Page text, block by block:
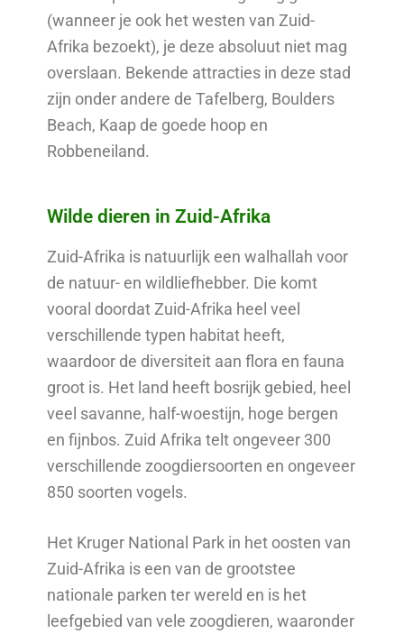
(wanneer je ook het westen van Zuid-
Afrika bezoekt), je deze absoluut niet mag
overslaan. Bekende attracties in deze stad
zijn onder andere de Tafelberg, Boulders
Beach, Kaap de goede hoop en
Robbeneiland.
Wilde dieren in Zuid-Afrika
Zuid-Afrika is natuurlijk een walhallah voor
de natuur- en wildliefhebber. Die komt
vooral doordat Zuid-Afrika heel veel
verschillende typen habitat heeft,
waardoor de diversiteit aan flora en fauna
groot is. Het land heeft bosrijk gebied, heel
veel savanne, half-woestijn, hoge bergen
en fijnbos. Zuid Afrika telt ongeveer 300
verschillende zoogdiersoorten en ongeveer
850 soorten vogels.
Het Kruger National Park in het oosten van
Zuid-Afrika is een van de grootstee
nationale parken ter wereld en is het
leefgebied van vele zoogdieren, waaronder